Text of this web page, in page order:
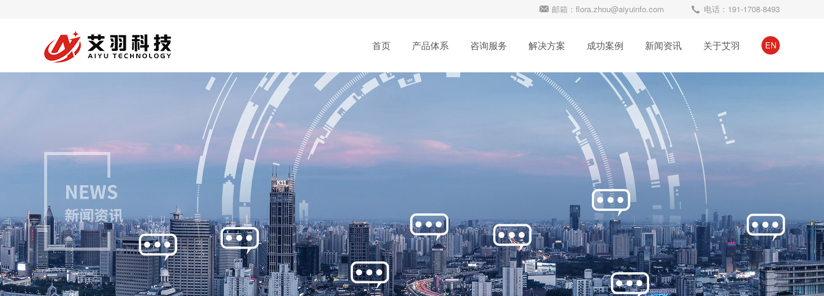
电话：191-1708-8493
邮箱：flora.zhou@aiyuinfo.com
首页 产品体系 咨询服务 解决方案 成功案例 新闻资讯 关于艾羽 EN